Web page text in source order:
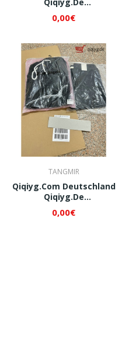
QI229
0,00€
TANGMIR
Qiqiyg.com Deutschland
Qiqiyg.de
QI571
0,00€